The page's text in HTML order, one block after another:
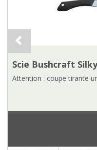
Scie Bushcraft
Attention : coupe tirante